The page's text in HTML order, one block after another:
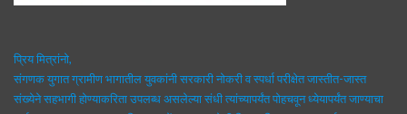
प्रिय मित्रांनो,
संगणक युगात ग्रामीण भागातील युवकांनी सरकारी नोकरी व स्पर्धा परीक्षेत जास्तीत-जास्त
संख्येने सहभागी होण्याकरिता उपलब्ध असलेल्या संधी त्यांच्यापर्यंत पोहचवून ध्येयापर्यंत जाण्याचा